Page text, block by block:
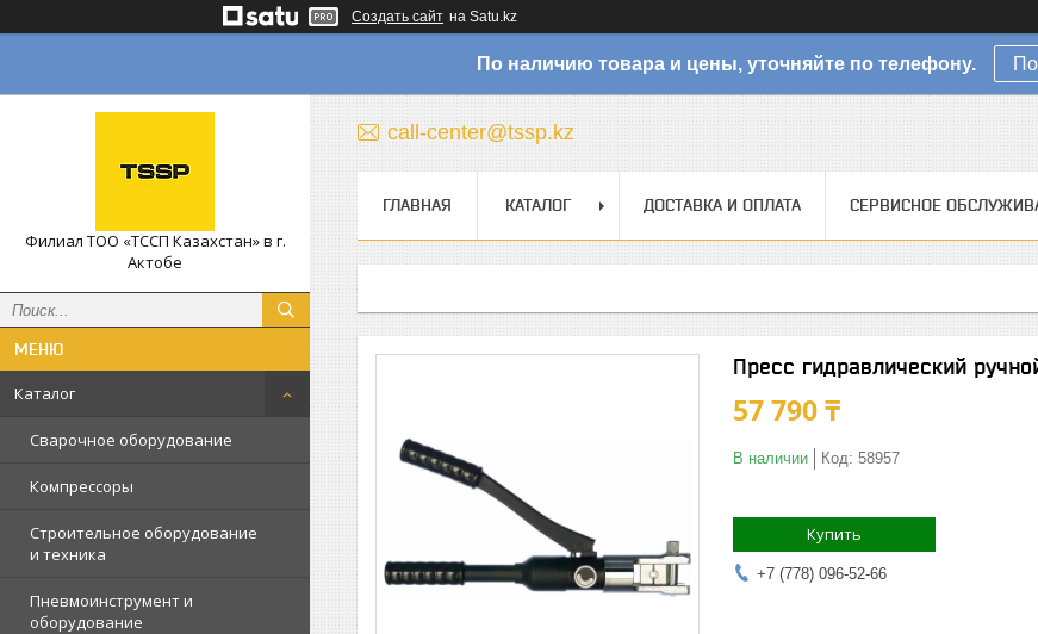
Создать сайт на Satu.kz
По наличию товара и цены, уточняйте по телефону.
Филиал ТОО «ТССП Казахстан» в г.
Актобе
Каталог
Сварочное оборудование
Компрессоры
Строительное оборудование
и техника
Пневмоинструмент и
оборудование
call-center@tssp.kz
ГЛАВНАЯ КАТАЛОГ ДОСТАВКА И ОПЛАТА СЕРВИСНОЕ
Пресс гидравлический
57 790 ₸
В наличии Код: 58957
Купить
+7 (778) 096-52-66